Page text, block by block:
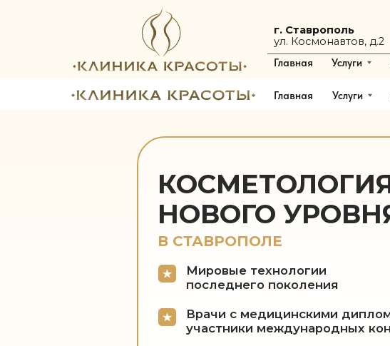
без
20:00
г. Ставрополь
ул. Космонавтов, д.2
Главная Услуги Я хочу...
КОСМЕТОЛОГИЯ
НОВОГО УРОВНЯ
В СТАВРОПОЛЕ
Врачи с медицинскими дипломами,
участники международных конгрессов
Мировые технологии